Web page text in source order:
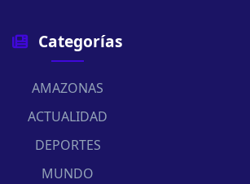
Categorías
AMAZONAS
ACTUALIDAD
DEPORTES
MUNDO